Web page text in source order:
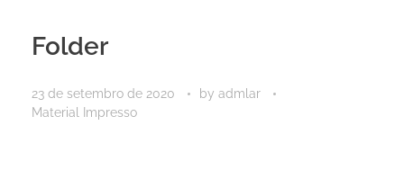
Folder
23 de setembro de 2020 by admlar
Material Impresso